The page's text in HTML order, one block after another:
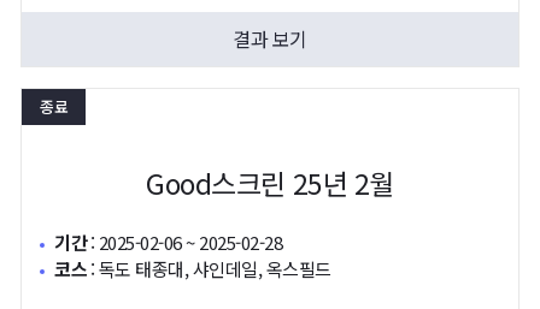
결과 보기
종료
Good스크린 25년 2월
기간: 2025-02-06 ~ 2025-02-28
코스:독도 태종대, 샤인데일, 옥스필드